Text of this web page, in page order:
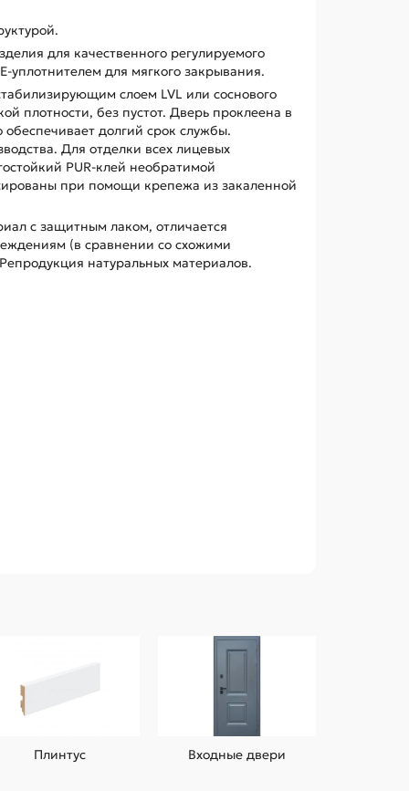
для качественного регулируемого
уплотнителем для мягкого закрывания.
слоем LVL или соснового
плотности, без пустот. Дверь проклеена в
обеспечивает долгий срок службы.
Для отделки всех лицевых
PUR-клей необратимой
при помощи крепежа из закаленной
с защитным лаком, отличается
(в сравнении со схожими
натуральных материалов.
Плинтус Входные двери